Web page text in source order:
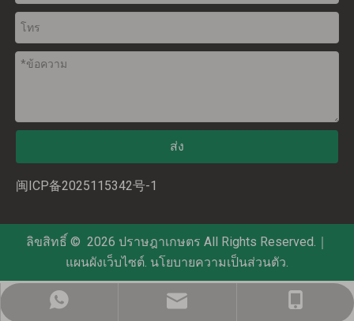
+86-181 4413 3314
prasada@prasada.cn
+86-181 4413 3314
ส่ง
闽ICP备2025115342号-1
ลิขสิทธิ์ © 2026 ปราษฎาเกษตร All Rights Reserved.｜
แผนผังเว็บไซต์ นโยบายความเป็นส่วนตัว